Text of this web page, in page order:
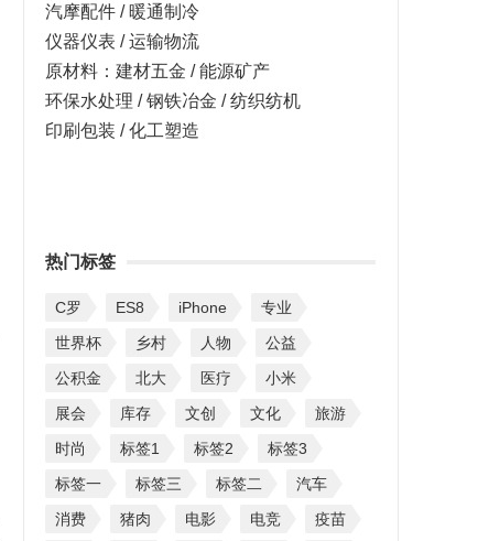
汽摩配件 / 暖通制冷
仪器仪表 / 运输物流
原材料：建材五金 / 能源矿产
环保水处理 / 钢铁冶金 / 纺织纺机
印刷包装 / 化工塑造
热门标签
C罗 ES8 iPhone
专业
世界杯
乡村 人物
公益
公积金
北大 医疗
小米
展会
库存 文创 文化
旅游
时尚
标签1 标签2
标签3
标签一
标签三 标签二
汽车
消费
猪肉 电影 电竞
疫苗